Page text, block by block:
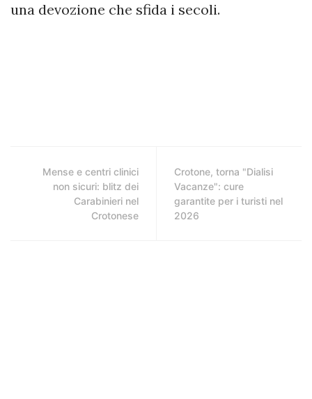
una devozione che sfida i secoli.
Mense e centri clinici
non sicuri: blitz dei
Carabinieri nel
Crotonese
Crotone, torna "Dialisi
Vacanze": cure
garantite per i turisti nel
2026